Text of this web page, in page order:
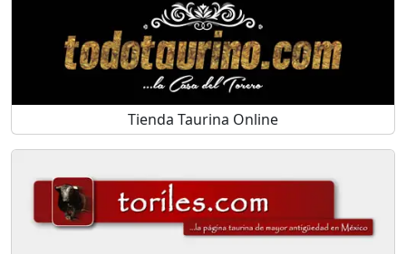
Tienda Taurina Online